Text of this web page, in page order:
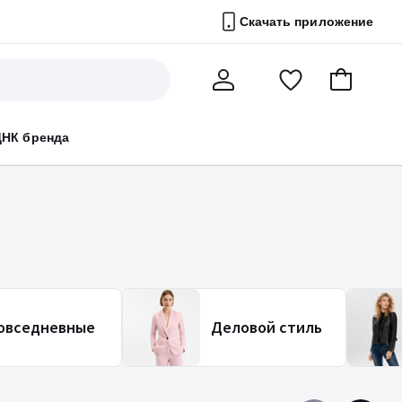
Скачать приложение
бренда
ПерейтиВ
Деловой стиль